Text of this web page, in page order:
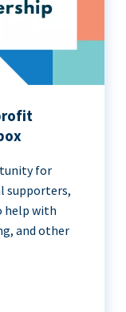
for
supporters,
help with
and other